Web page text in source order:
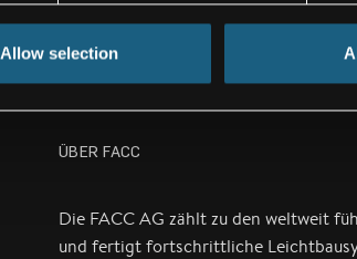
Allow selection
Cell: +43/664/ 80 119 1142
ÜBER FACC
Die FACC AG zählt zu den weltweit
und fertigt fortschrittliche